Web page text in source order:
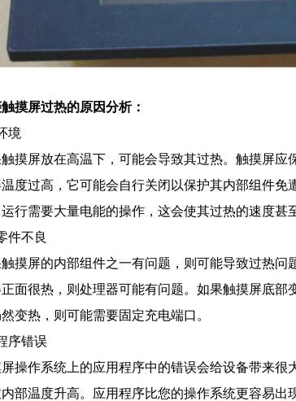
触摸屏过热的原因分析：
境
摸屏放在高温下，可能会导致其过热。触摸屏应
度过高，它可能会自行关闭以保护其内部组件免
行需要大量电能的操作，这会使其过热的速度甚
件不良
摸屏的内部组件之一有问题，则可能导致过热问
面很热，则处理器可能有问题。如果触摸屏底部
变热，则可能需要固定充电端口。
序错误
操作系统上的应用程序中的错误会给设备带来很
部温度升高。应用程序比您的操作系统更容易